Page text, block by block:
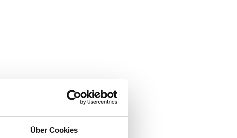
Über Cookies